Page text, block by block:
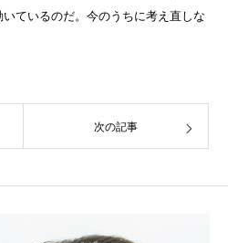
ているのだ。今のうちに考え直しな
次の記事